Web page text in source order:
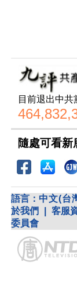
目前退出中
隨處可看新
語言： 中文(台
於我們
客服
委員會